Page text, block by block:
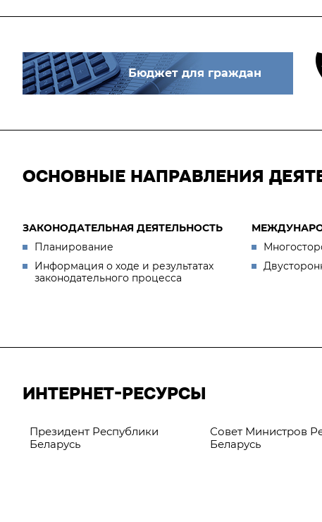
Бюджет для граждан
ОСНОВНЫЕ НАПРАВЛЕНИЯ
ЗАКОНОДАТЕЛЬНАЯ ДЕЯТЕЛЬНОСТЬ
Планирование
Информация о ходе и результатах
законодательного процесса
ИНТЕРНЕТ-РЕСУРСЫ
Президент Республики
Беларусь
Совет Министров
Беларусь